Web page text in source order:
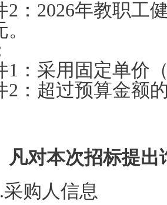
2：2026年教职工
1：采用固定单价
2：超过预算金额
凡对本次招标提
采购人信息